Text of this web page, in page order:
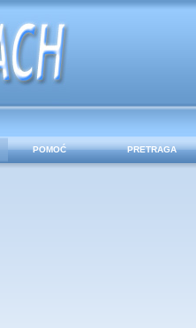
POMOĆ PRETRAGA